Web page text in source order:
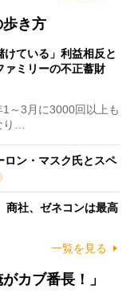
き方
けている」利益相反と
ァミリーの不正蓄財
～3月に3000回以上も
…
ロン・マスク氏とスペ
商社、ゼネコンは最高
一覧を見る
カブ番長！」